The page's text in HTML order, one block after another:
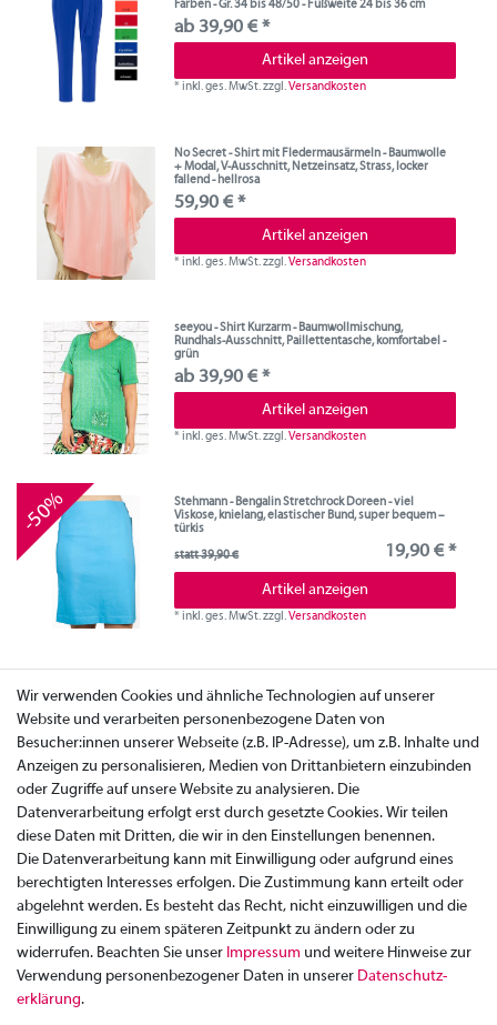
Farben - Gr. 34 bis 48/50 - Fußweite 24 bis 36 cm
ab 39,90 € *
Artikel anzeigen
*inkl. ges. MwSt.zzgl.Versandkosten
No Secret - Shirt mit Fledermausärmeln - Baumwolle
+ Modal, V-Ausschnitt, Netzeinsatz, Strass, locker
fallend - hellrosa
59,90 € *
Artikel anzeigen
*inkl. ges. MwSt.zzgl.Versandkosten
seeyou - Shirt Kurzarm - Baumwollmischung,
Rundhals-Ausschnitt, Paillettentasche, komfortabel -
grün
ab 39,90 € *
Artikel anzeigen
*inkl. ges. MwSt.zzgl.Versandkosten
-50%
Stehmann - Bengalin Stretchrock Doreen - viel
Viskose, knielang, elastischer Bund, super bequem –
türkis
statt 39,90 €
19,90 € *
Artikel anzeigen
*inkl. ges. MwSt.zzgl.Versandkosten
Zahlung
Wir verwenden Cookies und ähnliche Technologien auf unserer
Website und verarbeiten personenbezogene Daten von
Besucher:innen unserer Webseite (z.B. IP-Adresse), um z.B. Inhalte und
Anzeigen zu personalisieren, Medien von Drittanbietern einzubinden
oder Zugriffe auf unsere Website zu analysieren. Die
Datenverarbeitung erfolgt erst durch gesetzte Cookies. Wir teilen
diese Daten mit Dritten, die wir in den Einstellungen benennen.
Die Datenverarbeitung kann mit Einwilligung oder aufgrund eines
berechtigten Interesses erfolgen. Die Zustimmung kann erteilt oder
abgelehnt werden. Es besteht das Recht, nicht einzuwilligen und die
Einwilligung zu einem späteren Zeitpunkt zu ändern oder zu
widerrufen. Beachten Sie unser Impressum und weitere Hinweise zur
Verwendung personenbezogener Daten in unserer Daten­schutz­
erklärung.